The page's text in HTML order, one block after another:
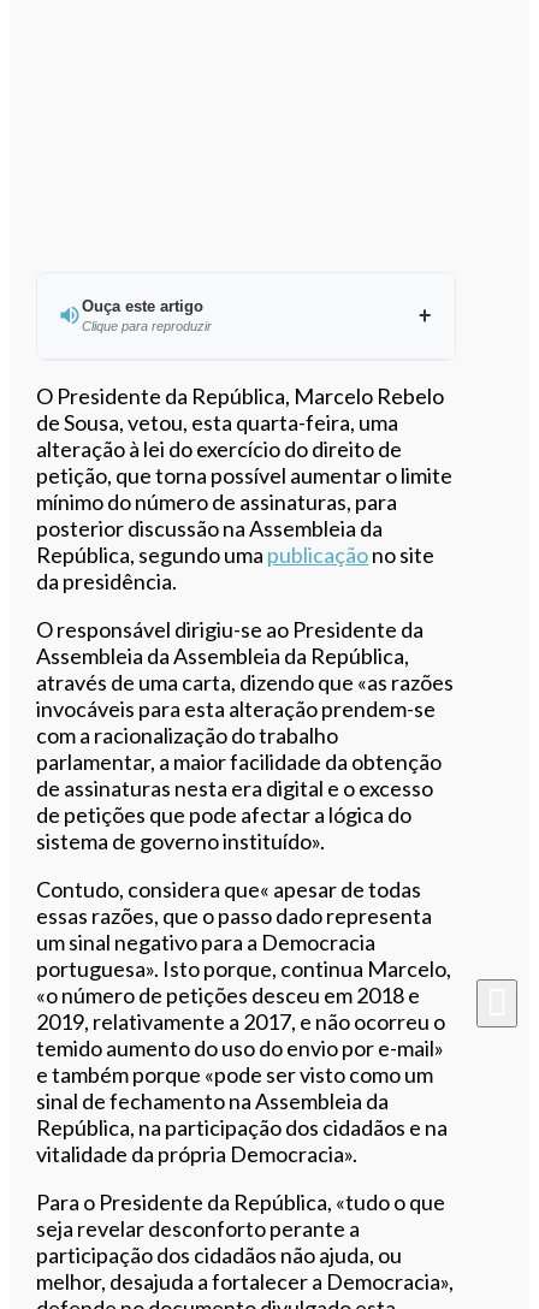
Ouça este artigo
Clique para reproduzir
Ouvir este artigo
O Presidente da República, Marcelo Rebelo
de Sousa, vetou, esta quarta-feira, uma
alteração à lei do exercício do direito de
petição, que torna possível aumentar o limite
mínimo do número de assinaturas, para
posterior discussão na Assembleia da
República, segundo uma publicaçãono site
da presidência.
O responsável dirigiu-se ao Presidente da
Assembleia da Assembleia da República,
através de uma carta, dizendo que «as razões
invocáveis para esta alteração prendem-se
com a racionalização do trabalho
parlamentar, a maior facilidade da obtenção
de assinaturas nesta era digital e o excesso
de petições que pode afectar a lógica do
sistema de governo instituído».
Contudo, considera que« apesar de todas
essas razões, que o passo dado representa
um sinal negativo para a Democracia
portuguesa». Isto porque, continua Marcelo,
«o número de petições desceu em 2018 e
2019, relativamente a 2017, e não ocorreu o
temido aumento do uso do envio por e-mail»
e também porque «pode ser visto como um
sinal de fechamento na Assembleia da
República, na participação dos cidadãos e na
vitalidade da própria Democracia».
Para o Presidente da República, «tudo o que
seja revelar desconforto perante a
participação dos cidadãos não ajuda, ou
melhor, desajuda a fortalecer a Democracia»,